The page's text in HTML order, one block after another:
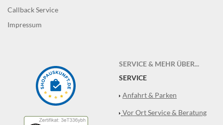
Callback Service
Impressum
SERVICE & MEHR ÜBER...
SERVICE
Anfahrt & Parken
Vor Ort Service & Beratung